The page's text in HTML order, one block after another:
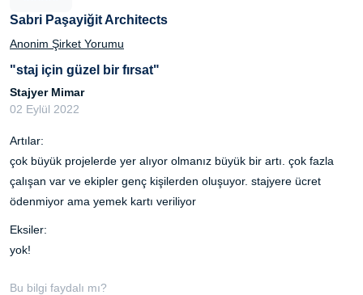
Sabri Paşayiğit Architects
Anonim Şirket Yorumu
"staj için güzel bir fırsat"
Stajyer Mimar
02 Eylül 2022
Artılar:
çok büyük projelerde yer alıyor olmanız büyük bir artı. çok fazla
çalışan var ve ekipler genç kişilerden oluşuyor. stajyere ücret
ödenmiyor ama yemek kartı veriliyor
Eksiler:
yok!
Bu bilgi faydalı mı?